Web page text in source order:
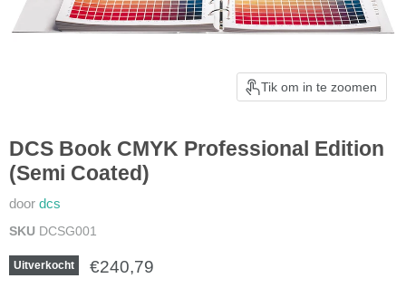
Tik om in te zoomen
DCS Book CMYK Professional Edition
(Semi Coated)
door dcs
SKU DCSG001
Uitverkocht Huidige prijs
€240,79